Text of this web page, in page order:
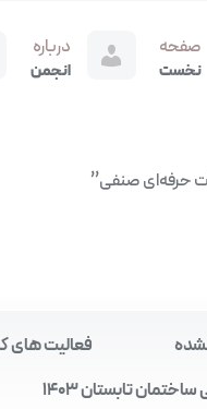
صفحه
نخست
درباره
انجمن
فعالیت های
تابستان 1403